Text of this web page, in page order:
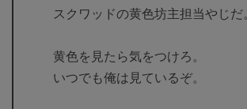
スクワッドの黄色坊主担当やじだ
黄色を見たら気をつけろ。
いつでも俺は見ているぞ。